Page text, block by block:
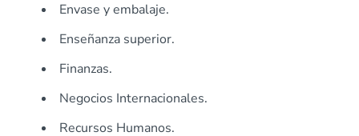
Envase y embalaje.
Enseñanza superior.
Finanzas.
Negocios Internacionales.
Recursos Humanos.